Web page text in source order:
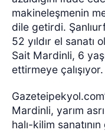
makineleşmenin
dile getirdi.
52 yıldır el sanatı
Sait Mardinli, 6
ettirmeye çalışıyor.
Mardinli, yarım
halı-kilim